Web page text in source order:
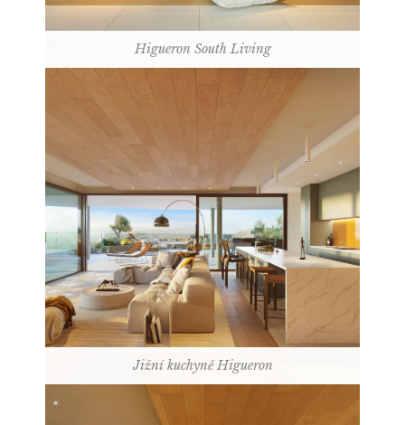
Higueron South Living
Jižní kuchyně Higueron